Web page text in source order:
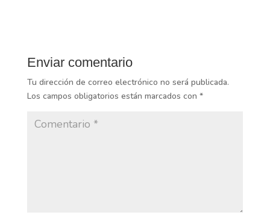
Enviar comentario
Tu dirección de correo electrónico no será publicada.
Los campos obligatorios están marcados con *